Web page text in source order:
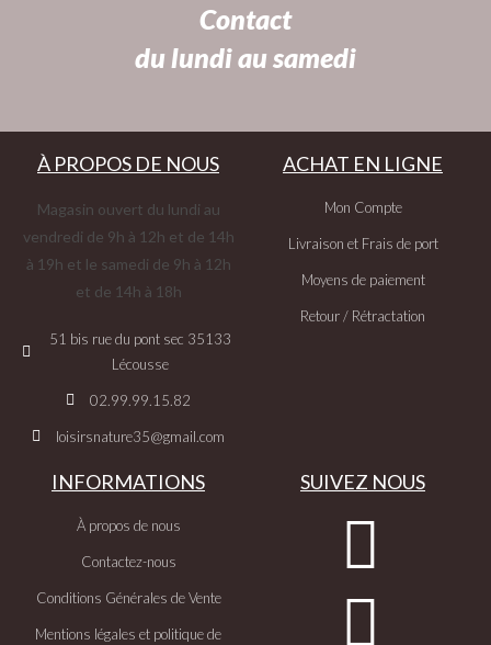
Contact
du lundi au samedi
À PROPOS DE NOUS
Magasin ouvert du lundi au
vendredi de 9h à 12h et de 14h
à 19h et le samedi de 9h à 12h
et de 14h à 18h
51 bis rue du pont sec 35133
Lécousse
02.99.99.15.82
loisirsnature35@gmail.com
ACHAT EN LIGNE
Mon Compte
Livraison et Frais de port
Moyens de paiement
Retour / Rétractation
INFORMATIONS
À propos de nous
Contactez-nous
Conditions Générales de Vente
Mentions légales et politique de
SUIVEZ NOUS